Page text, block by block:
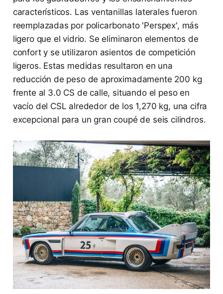
característicos. Las ventanillas laterales fueron
reemplazadas por policarbonato 'Perspex', más
ligero que el vidrio. Se eliminaron elementos de
confort y se utilizaron asientos de competición
ligeros. Estas medidas resultaron en una
reducción de peso de aproximadamente 200 kg
frente al 3.0 CS de calle, situando el peso en
vacío del CSL alrededor de los 1,270 kg, una cifra
excepcional para un gran coupé de seis cilindros.